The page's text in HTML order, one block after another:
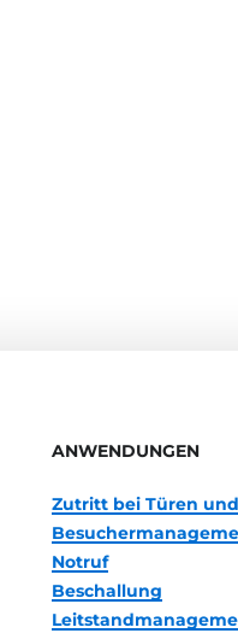
ANWENDUNGEN
Zutritt bei Türen
Notruf
Beschallung